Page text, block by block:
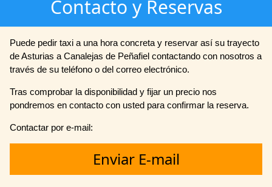
Contacto y Reservas
Puede pedir taxi a una hora concreta y reservar así su trayecto
de Asturias a Canalejas de Peñafiel contactando con nosotros a
través de su teléfono o del correo electrónico.
Tras comprobar la disponibilidad y fijar un precio nos
pondremos en contacto con usted para confirmar la reserva.
Contactar por e-mail:
Enviar E-mail